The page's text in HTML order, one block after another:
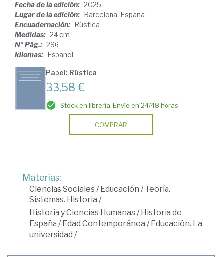
Fecha de la edición: 2025
Lugar de la edición: Barcelona. España
Encuadernación: Rústica
Medidas: 24 cm
Nº Pág.: 296
Idiomas: Español
Papel: Rústica
33,58 €
Stock en librería. Envío en 24/48 horas
COMPRAR
Materias:
Ciencias Sociales/ Educación /Teoría.
Sistemas. Historia /
Historia y Ciencias Humanas/ Historia de
España / Edad Contemporánea / Educación. La
universidad /